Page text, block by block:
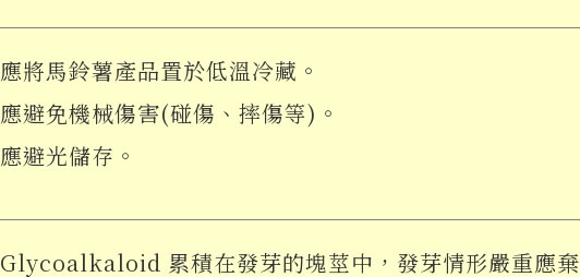
應將馬鈴薯產品置於低溫冷藏。
應避免機械傷害(碰傷、摔傷等)。
應避光儲存。
Glycoalkaloid 累積在發芽的塊莖中，發芽情形嚴重應棄